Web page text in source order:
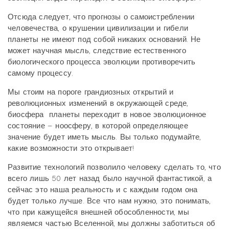
Отсюда следует, что прогнозы о самоистреблении
человечества, о крушении цивилизации и гибели
планеты не имеют под собой никаких оснований. Не
может научная мысль, следствие естественного
биологического процесса эволюции противоречить
самому процессу.
Мы стоим на пороге грандиозных открытий и
революционных изменений в окружающей среде,
биосферапланеты переходит в новое эволюционное
состояние – ноосферу, в которой определяющее
значение будет иметь мысль. Вы только подумайте,
какие возможности это открывает!
Развитие технологий позволило человеку сделать то, что
всего лишь 50 лет назад было научной фантастикой, а
сейчас это наша реальность и с каждым годом она
будет только лучше. Все что нам нужно, это понимать,
что при кажущейся внешней обособленности, мы
являемся частью Вселенной, мы должны заботиться об